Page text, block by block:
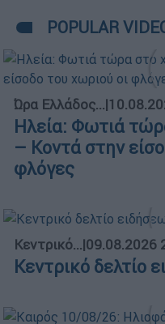
POPULAR
Ώρα Ελλάδος...|
Ηλεία: Φωτιά
– Κοντά στην
φλόγες
Κεντρικό...|09.08.2026
Κεντρικό δελτίο